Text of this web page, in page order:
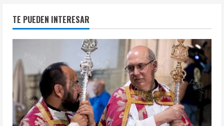
TE PUEDEN INTERESAR